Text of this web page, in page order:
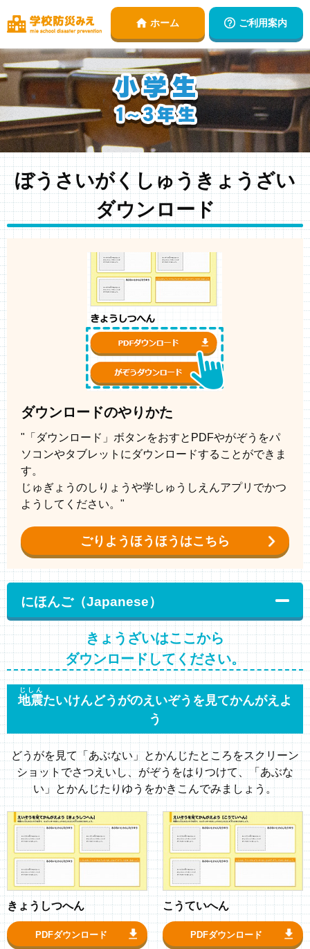
ホーム ご利用案内
ぼうさいがくしゅうきょうざい
ダウンロード
ダウンロードのやりかた
"「ダウンロード」ボタンをおすとPDFやがぞうをパ
ソコンやタブレットにダウンロードすることができま
す。
じゅぎょうのしりょうや学しゅうしえんアプリでかつ
ようしてください。"
ごりようほうほうはこちら
にほんご（Japanese）
きょうざいはここから
ダウンロードしてください。
地震
じしん
たいけんどうがのえいぞうを見てかんがえよ
う
どうがを見て「あぶない」とかんじたところをスクリーン
ショットでさつえいし、がぞうをはりつけて、「あぶな
い」とかんじたりゆうをかきこんでみましょう。
きょうしつへん
PDFダウンロード
こうていへん
PDFダウンロード